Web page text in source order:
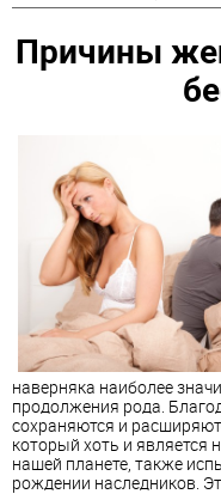
Причины
наверняка наиболее
продолжения рода.
сохраняются и
который хоть и является
нашей планете, также
рождении наследников.